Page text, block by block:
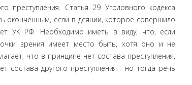
преступления. Статья 29 Уголовного кодек­са
оконченным, если в деянии, которое совершило
УК РФ. Необходимо иметь в виду, что, если
зрения имеет место быть, хотя оно и не
что в принципе нет состава преступления,
состава другого престу­пления - но тогда речь